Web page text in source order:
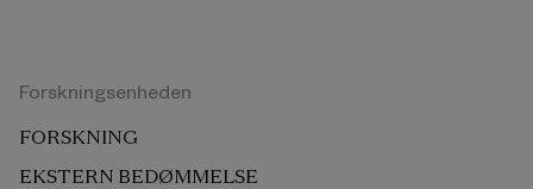
Forskningsenheden
FORSKNING
EKSTERN BEDØMMELSE